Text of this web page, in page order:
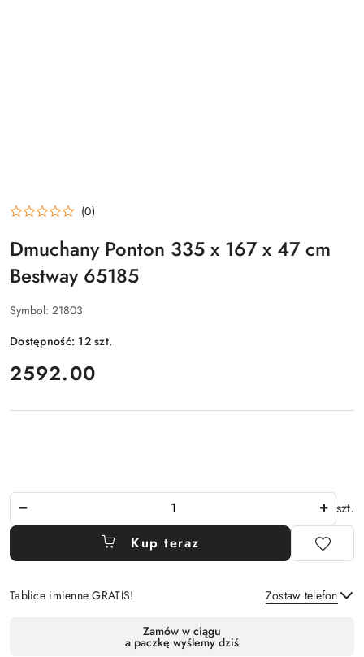
(0)
Dmuchany Ponton 335 x 167 x 47 cm
Bestway 65185
Symbol: 21803
Dostępność: 12szt.
cena:
2592.00
szt.
Kup teraz
Tablice imienne GRATIS! Zostaw telefon
Zamów w ciągu
a paczkę wyślemy dziś